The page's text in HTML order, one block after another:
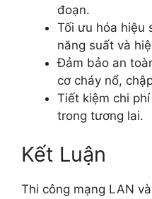
đoạn.
Tối ưu hóa hiệu
năng suất và
Đảm bảo an
cơ cháy nổ,
Tiết kiệm chi
trong tương lai.
Kết Luận
Thi công mạng LAN